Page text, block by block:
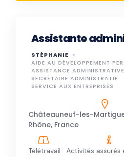
Assistante
STÉPHANIE
AIDE AU DÉVELOPPEMENT
ASSISTANCE ADMINISTRATIVE
SECRÉTAIRE ADMINISTRATIF
SERVICE AUX ENTREPRISES
Châteauneuf-les-
Rhône, France
Télétravail Activités assurés